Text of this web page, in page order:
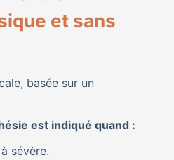
et sans
basée sur un
est indiqué quand :
sévère.